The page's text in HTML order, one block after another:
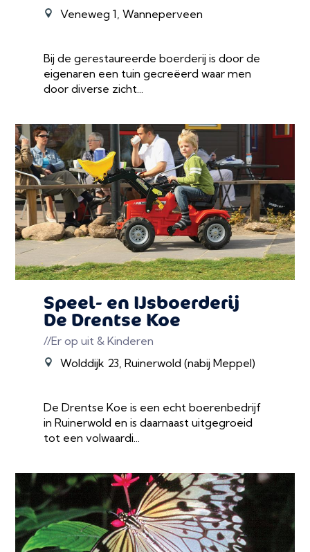
Veneweg 1, Wanneperveen
Bij de gerestaureerde boerderij is door de
eigenaren een tuin gecreëerd waar men
door diverse zicht...
Speel- en IJsboerderij
De Drentse Koe
//Er op uit & Kinderen
Wolddijk 23, Ruinerwold (nabij Meppel)
De Drentse Koe is een echt boerenbedrijf
in Ruinerwold en is daarnaast uitgegroeid
tot een volwaardi...